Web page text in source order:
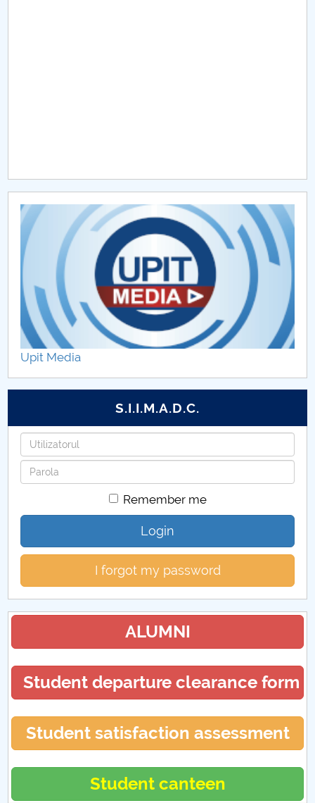
CAR2026
MENIU CANTINA
Trabant
Dacia 1300
Daxia Duster - birou mobil
Renault Alpine A110S
Dacia Duster Pick-up
Ford EcoSport
Upit Media
S.I.I.M.A.D.C.
Username
Password
Remember me
Login
I forgot my password
ALUMNI
Student departure clearance form
Student satisfaction assessment
Student canteen